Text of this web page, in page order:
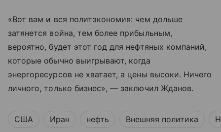
«Вот вам и вся политэкономия: чем дольше
затянется война, тем более прибыльным,
вероятно, будет этот год для нефтяных компаний,
которые обычно выигрывают, когда
энергоресурсов не хватает, а цены высоки. Ничего
личного, только бизнес», — заключил Жданов.
США Иран нефть Внешняя политика